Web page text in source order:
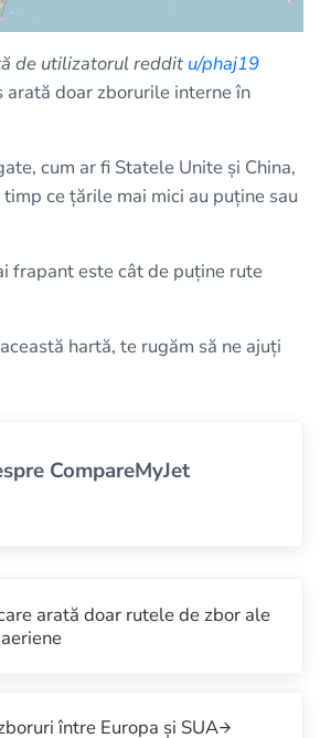
de utilizatorul reddit u/phaj19
arată doar zborurile interne în
cum ar fi Statele Unite și China,
ce țările mai mici au puține sau
frapant este cât de puține rute
hartă, te rugăm să ne ajuți
CompareMyJet
arată doar rutele de zbor ale
între Europa și SUA